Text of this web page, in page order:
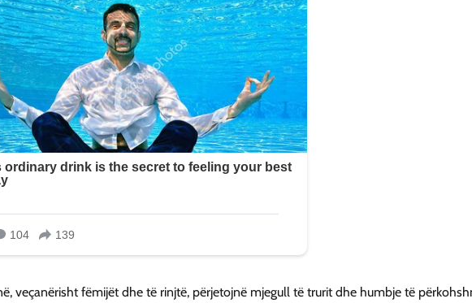
veçanërisht fëmijët dhe të rinjtë, përjetojnë mjegull të trurit dhe humbje të